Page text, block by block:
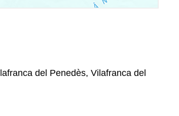
del Penedès, Vilafranca del